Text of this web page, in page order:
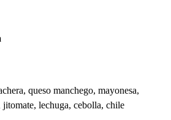
queso manchego, mayonesa,
jitomate, lechuga, cebolla, chile